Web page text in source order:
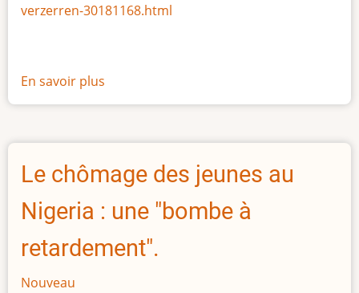
verzerren-30181168.html
En savoir plus
La
taille
l'Afrique
Le chômage des jeunes au
Nigeria : une "bombe à
retardement".
Nouveau